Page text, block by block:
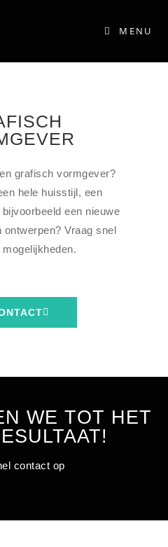
MENU
grafisch vormgever?
hele huisstijl, een
een nieuwe
ontwerpen? Vraag snel
mogelijkheden.
WE TOT HET
contact op